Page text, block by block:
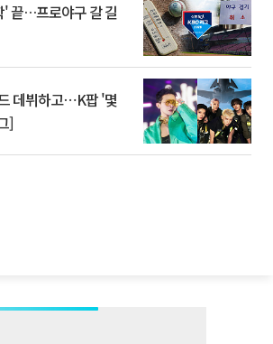
' 끝…프로야구 갈 길
데뷔하고⋯K팝 '몇
]